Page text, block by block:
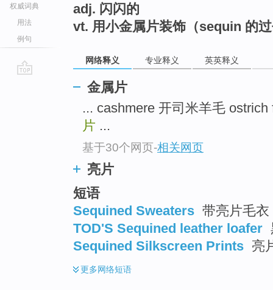
权威词典
用法
例句
adj. 闪闪的
vt. 用小金属片装饰（sequin 的
网络释义 专业释义 英英释义
金属片
... cashmere 开司米羊毛
片 ...
基于30个网页-相关网页
亮片
短语
Sequined Sweaters 带亮片毛衣
TOD'S Sequined leather loafer
Sequined Silkscreen Prints 亮
更多网络短语